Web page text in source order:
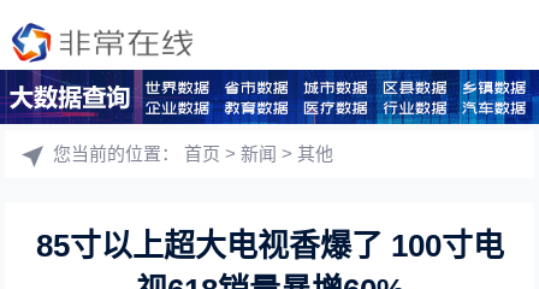
您当前的位置：首页 >新闻 >其他
85寸以上超大电视香爆了 100寸电